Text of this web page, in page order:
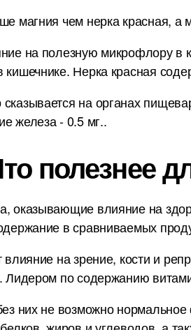
магния чем нерка красная, а
на полезную микрофлору в
Нерка красная
на органах
железа - 0.5 мг..
полезнее
оказывающие влияние на
в сравниваемых
на зрение, кости и
Лидером по содержанию
них не возможно